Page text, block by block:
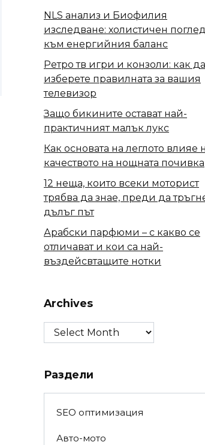
NLS анализ и Биофилия
изследване: холистичен поглед
към енергийния баланс
Ретро тв игри и конзоли: как да
изберете правилната за вашия
телевизор
Защо бикините остават най-
практичният малък лукс
Как основата на леглото влияе
качеството на нощната почивка
12 неща, които всеки моторист
трябва да знае, преди да
дълъг път
Арабски парфюми – с какво се
отличават и кои са най-
въздейсвтащите нотки
Archives
Archives
Раздели
SEO оптимизация
Авто-мото